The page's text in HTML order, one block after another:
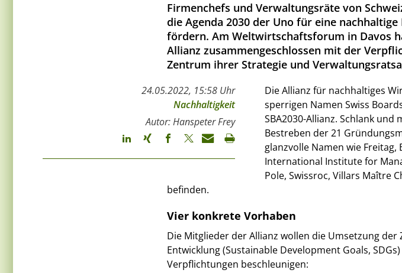
Firmenchefs und Verwaltungsräte von
die Agenda 2030 der Uno für eine nachhaltige
fördern. Am Weltwirtschaftsforum in Davos
Allianz zusammengeschlossen mit der
Zentrum ihrer Strategie und
24.05.2022, 15:58 Uhr
Nachhaltigkeit
Autor: Hanspeter Frey
Die Allianz für nachhaltiges
sperrigen Namen Swiss
SBA2030-Allianz. Schlank und
Bestreben der 21
glanzvolle Namen wie Freitag,
International Institute for
Pole, Swissroc, Villars Maître
befinden.
Vier konkrete Vorhaben
Die Mitglieder der Allianz wollen die Umsetzung
Entwicklung (Sustainable Development Goals,
Verpflichtungen beschleunigen: